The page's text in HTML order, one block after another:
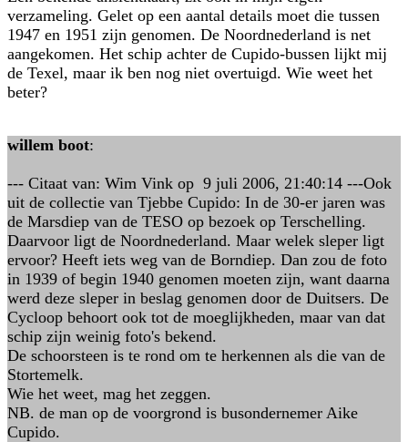
verzameling. Gelet op een aantal details moet die tussen
1947 en 1951 zijn genomen. De Noordnederland is net
aangekomen. Het schip achter de Cupido-bussen lijkt mij
de Texel, maar ik ben nog niet overtuigd. Wie weet het
beter?
willem boot:
--- Citaat van: Wim Vink op 9 juli 2006, 21:40:14 ---Ook
uit de collectie van Tjebbe Cupido: In de 30-er jaren was
de Marsdiep van de TESO op bezoek op Terschelling.
Daarvoor ligt de Noordnederland. Maar welek sleper ligt
ervoor? Heeft iets weg van de Borndiep. Dan zou de foto
in 1939 of begin 1940 genomen moeten zijn, want daarna
werd deze sleper in beslag genomen door de Duitsers. De
Cycloop behoort ook tot de moeglijkheden, maar van dat
schip zijn weinig foto's bekend.
De schoorsteen is te rond om te herkennen als die van de
Stortemelk.
Wie het weet, mag het zeggen.
NB. de man op de voorgrond is busondernemer Aike
Cupido.